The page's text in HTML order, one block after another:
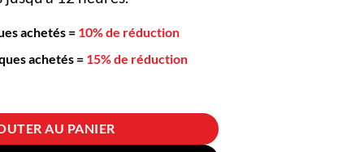
achetés = 10% de réduction
achetés = 15% de réduction
Inox Style argent
AU PANIER